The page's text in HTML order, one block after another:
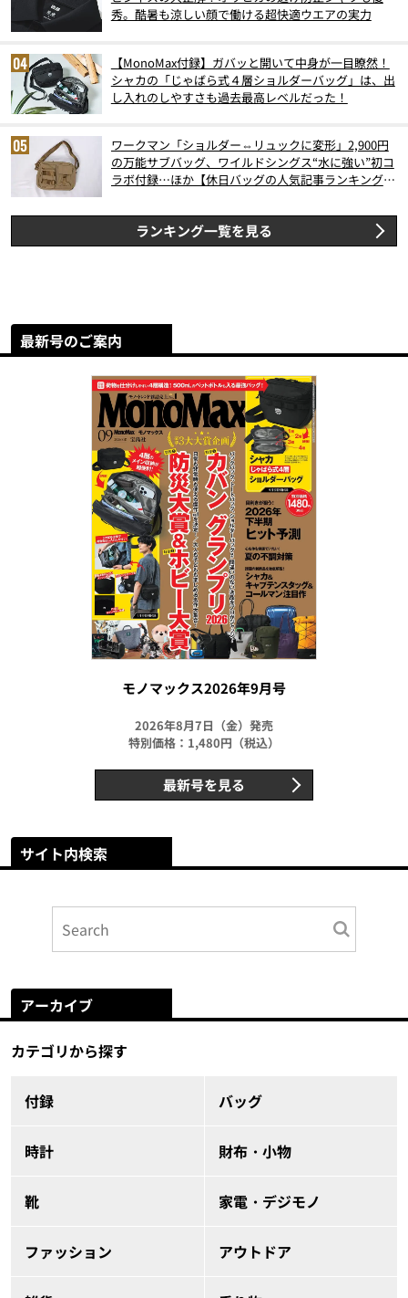
秀。酷暑も涼しい顔で働ける超快適ウエアの実力
【MonoMax付録】ガバッと開いて中身が一目瞭然！
シャカの「じゃばら式４層ショルダーバッグ」は、出
し入れのしやすさも過去最高レベルだった！
ワークマン「ショルダー⇔リュックに変形」2,900円
の万能サブバッグ、ワイルドシングス“水に強い”初コ
ラボ付録…ほか【休日バッグの人気記事ランキングベ
ランキング一覧を見る
最新号のご案内
モノマックス2026年9月号
2026年8月7日（金）発売
特別価格：1,480円（税込）
最新号を見る
サイト内検索
アーカイブ
カテゴリから探す
付録 バッグ
時計 財布・小物
靴 家電・デジモノ
ファッション アウトドア